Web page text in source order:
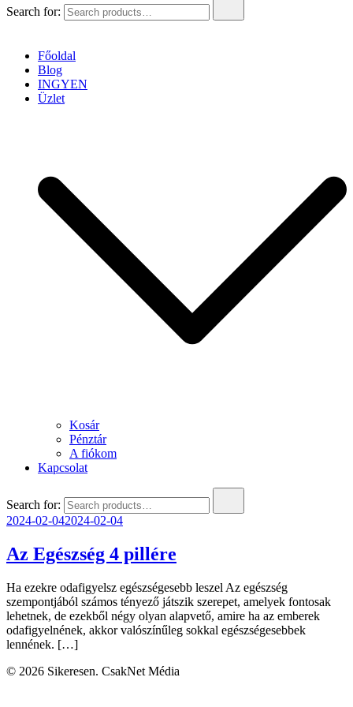
Search for:
Főoldal
Blog
INGYEN
Üzlet
Kosár
Pénztár
A fiókom
Kapcsolat
Search for:
2024-02-042024-02-04
Az Egészség 4 pillére
Ha ezekre odafigyelsz egészségesebb leszel Az egészség
szempontjából számos tényező játszik szerepet, amelyek fontosak
lehetnek, de ezekből négy olyan alapvető, amire ha az emberek
odafigyelnének, akkor valószínűleg sokkal egészségesebbek
lennének. […]
© 2026 Sikeresen. CsakNet Média